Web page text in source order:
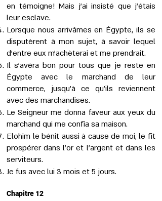
en témoigne! Mais j’ai insisté que j’étais
leur esclave.
Lorsque nous arrivâmes en Égypte, ils se
disputèrent à mon sujet, à savoir lequel
d’entre eux m'achèterai et me prendrait.
Il s’avéra bon pour tous que je reste en
Égypte avec le marchand de leur
commerce, jusqu’à ce qu’ils reviennent
avec des marchandises.
Le Seigneur me donna faveur aux yeux du
marchand qui me confia sa maison.
Elohim le bénit aussi à cause de moi, le fit
prospérer dans l’or et l’argent et dans les
serviteurs.
Je fus avec lui 3 mois et 5 jours.
Chapitre 12